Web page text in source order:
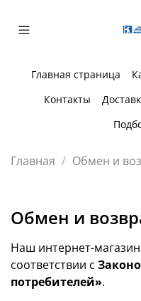
Главная страница
Контакты
Главная Обмен и
Обмен и
Наш интернет-
соответствии с
потребителей».